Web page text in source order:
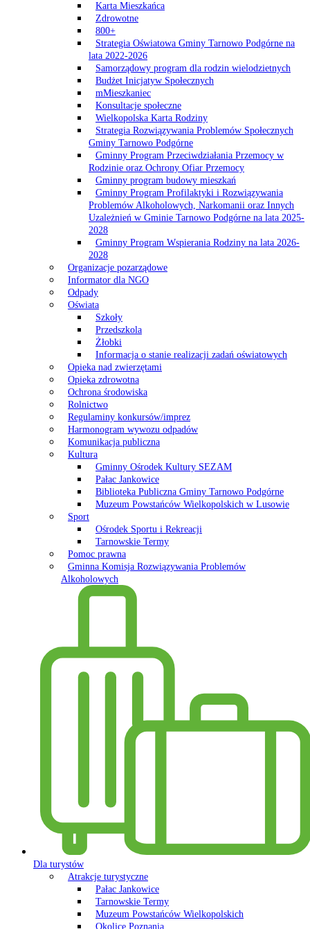
Karta Mieszkańca
Zdrowotne
800+
Strategia Oświatowa Gminy Tarnowo Podgórne na
lata 2022-2026
Samorządowy program dla rodzin wielodzietnych
Budżet Inicjatyw Społecznych
mMieszkaniec
Konsultacje społeczne
Wielkopolska Karta Rodziny
Strategia Rozwiązywania Problemów Społecznych
Gminy Tarnowo Podgórne
Gminny Program Przeciwdziałania Przemocy w
Rodzinie oraz Ochrony Ofiar Przemocy
Gminny program budowy mieszkań
Gminny Program Profilaktyki i Rozwiązywania
Problemów Alkoholowych, Narkomanii oraz Innych
Uzależnień w Gminie Tarnowo Podgórne na lata 2025-
2028
Gminny Program Wspierania Rodziny na lata 2026-
2028
Organizacje pozarządowe
Informator dla NGO
Odpady
Oświata
Szkoły
Przedszkola
Żłobki
Informacja o stanie realizacji zadań oświatowych
Opieka nad zwierzętami
Opieka zdrowotna
Ochrona środowiska
Rolnictwo
Regulaminy konkursów/imprez
Harmonogram wywozu odpadów
Komunikacja publiczna
Kultura
Gminny Ośrodek Kultury SEZAM
Pałac Jankowice
Biblioteka Publiczna Gminy Tarnowo Podgórne
Muzeum Powstańców Wielkopolskich w Lusowie
Sport
Ośrodek Sportu i Rekreacji
Tarnowskie Termy
Pomoc prawna
Gminna Komisja Rozwiązywania Problemów
Alkoholowych
Dla turystów
Atrakcje turystyczne
Pałac Jankowice
Tarnowskie Termy
Muzeum Powstańców Wielkopolskich
Okolice Poznania